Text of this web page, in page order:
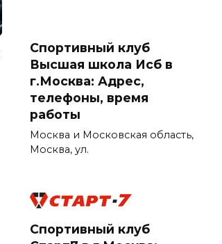
Спортивный клуб
Высшая школа Исб в
г.Москва: Адрес,
телефоны, время
работы
Москва и Московская область,
Москва, ул.
Спортивный клуб